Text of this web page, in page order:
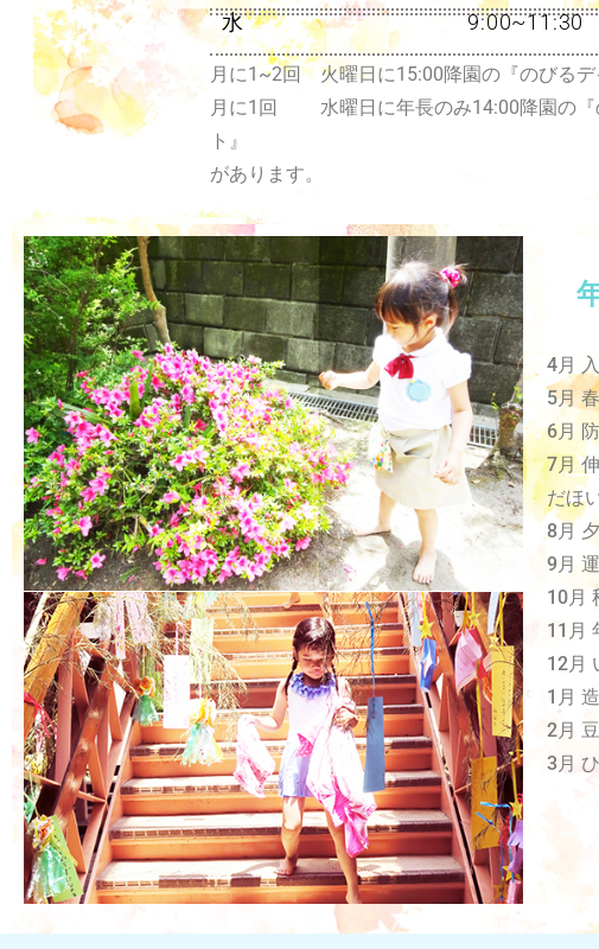
水
月に1~2回 火曜日に15:00降園の『のびるデ
月に1回 水曜日に年長のみ14:00降園の『
ト』
があります。
4月
5月
6月
7月
だほ
8月
9月
10月
11月
12月
1月
2月
3月